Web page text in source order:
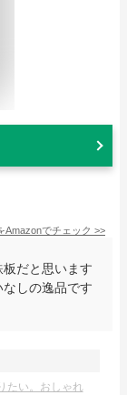
Amazonでチェック >>
だと思います
しの逸品です
たい。おしゃれ